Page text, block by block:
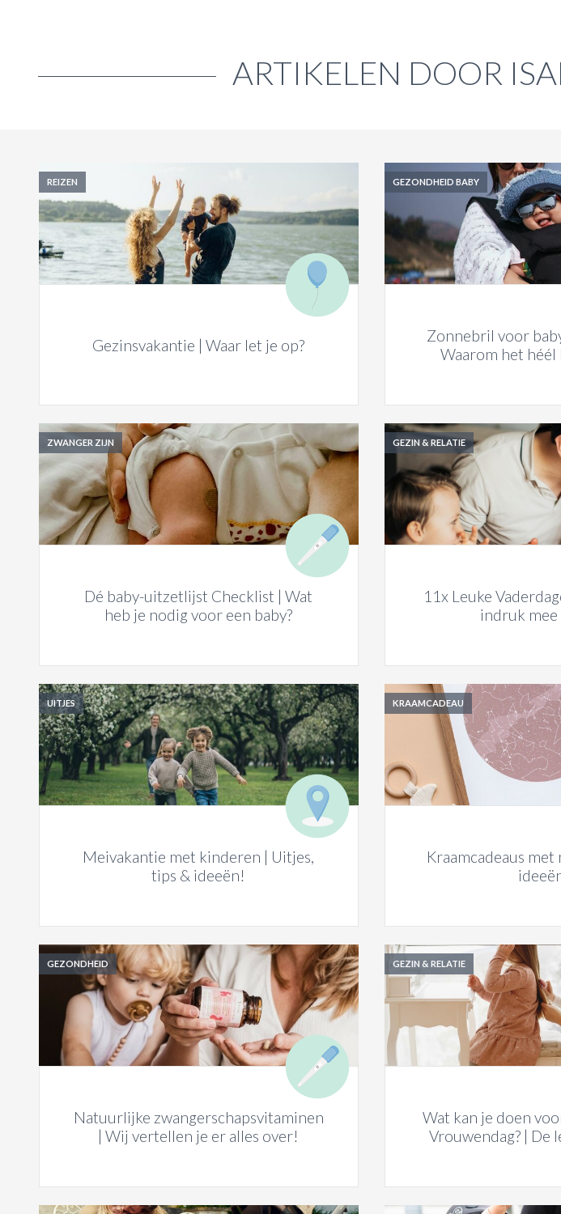
ARTIKELEN DOOR
REIZEN
Gezinsvakantie | Waar let je op?
GEZONDHEID BABY
Zonnebril voor
Waarom het
ZWANGER ZIJN
Dé baby-uitzetlijst Checklist | Wat
heb je nodig voor een baby?
GEZIN & RELATIE
11x Leuke
indruk mee
UITJES
Meivakantie met kinderen | Uitjes,
tips & ideeën!
KRAAMCADEAU
Kraamcadeaus met
GEZONDHEID
Natuurlijke zwangerschapsvitaminen
| Wij vertellen je er alles over!
GEZIN & RELATIE
Wat kan je doen
Vrouwendag? | De